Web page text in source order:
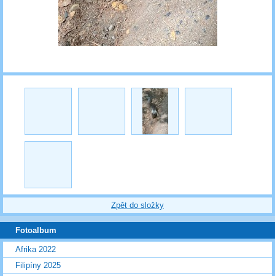
Zpět do složky
Fotoalbum
Afrika 2022
Filipíny 2025